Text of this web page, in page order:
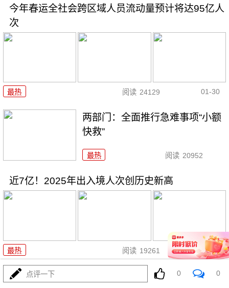
今年春运全社会跨区域人员流动量预计将达95亿人
次
最热 阅读 24129 01-30
两部门：全面推行急难事项“小额
快救”
最热 阅读 20952
近7亿！2025年出入境人次创历史新高
最热 阅读 19261 01-28
过完春节过春糖 开局最红是成都
点评一下 0 0